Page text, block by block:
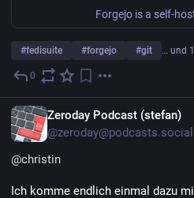
#fedisuite #forgejo #git … und 1
0
Zeroday Podcast (stefan)
@zeroday@podcasts.social
@christin
Ich komme endlich einmal dazu